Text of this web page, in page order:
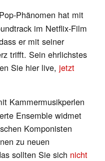
Phänomen hat mit
im Netflix-Film
er mit seiner
trifft. Sein ehrlichstes
Sie hier live, jetzt
Kammermusikperlen
Ensemble widmet
Komponisten
zu neuen
sollten Sie sich nicht